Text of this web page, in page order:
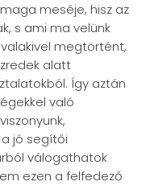
meséje, hisz az
s ami ma velünk
megtörtént,
alatt
Így aztán
való
jó segítői
válogathatok
ezen a felfedező